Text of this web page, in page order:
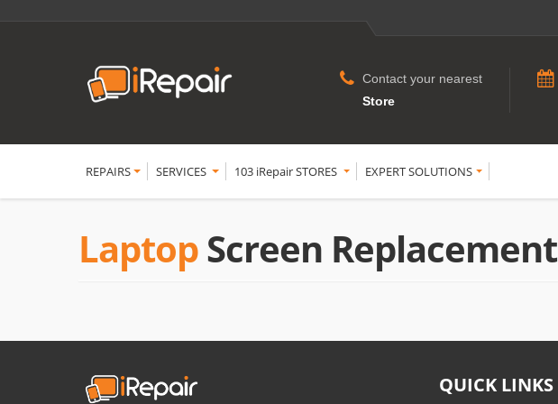
Contact your nearest
Store
REPAIRS SERVICES 103 iRepair STORES EXPERT SOLUTIONS
LaptopScreen Replacement
QUICK LINKS